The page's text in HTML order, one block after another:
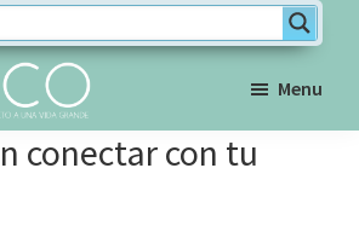
Menu
conectar con tu